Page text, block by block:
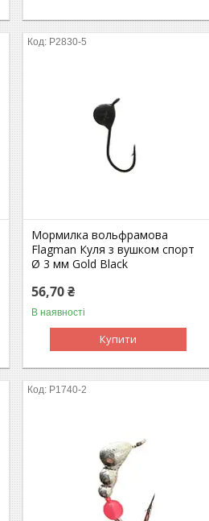
P2830-5
Мормилка вольфрамова
Flagman Куля з вушком спорт
Ø 3 мм Gold Black
56,70 ₴
В наявності
Купити
P1740-2